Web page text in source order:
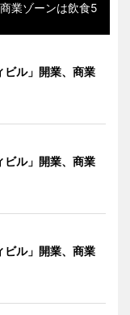
業ゾーンは飲食5
ビル」開業、商業
ビル」開業、商業
ビル」開業、商業